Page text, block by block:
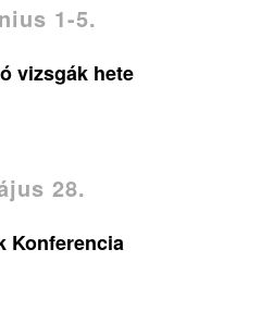
1-5.
vizsgák hete
28.
Konferencia